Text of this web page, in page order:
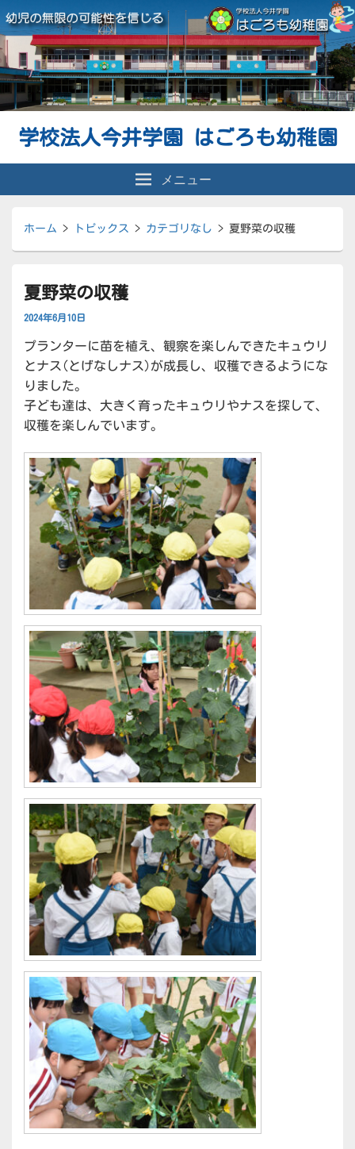
学校法人今井学園 はごろも幼稚園
メニュー
ホーム > トピックス > カテゴリなし > 夏野菜の収穫
夏野菜の収穫
2024年6月10日
プランターに苗を植え、観察を楽しんできたキュウリ
とナス(とげなしナス)が成長し、収穫できるようにな
りました。
子ども達は、大きく育ったキュウリやナスを探して、
収穫を楽しんでいます。